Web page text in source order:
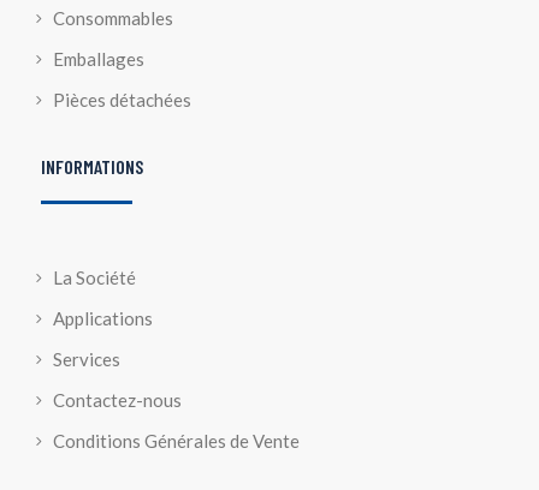
Consommables
Emballages
Pièces détachées
INFORMATIONS
La Société
Applications
Services
Contactez-nous
Conditions Générales de Vente